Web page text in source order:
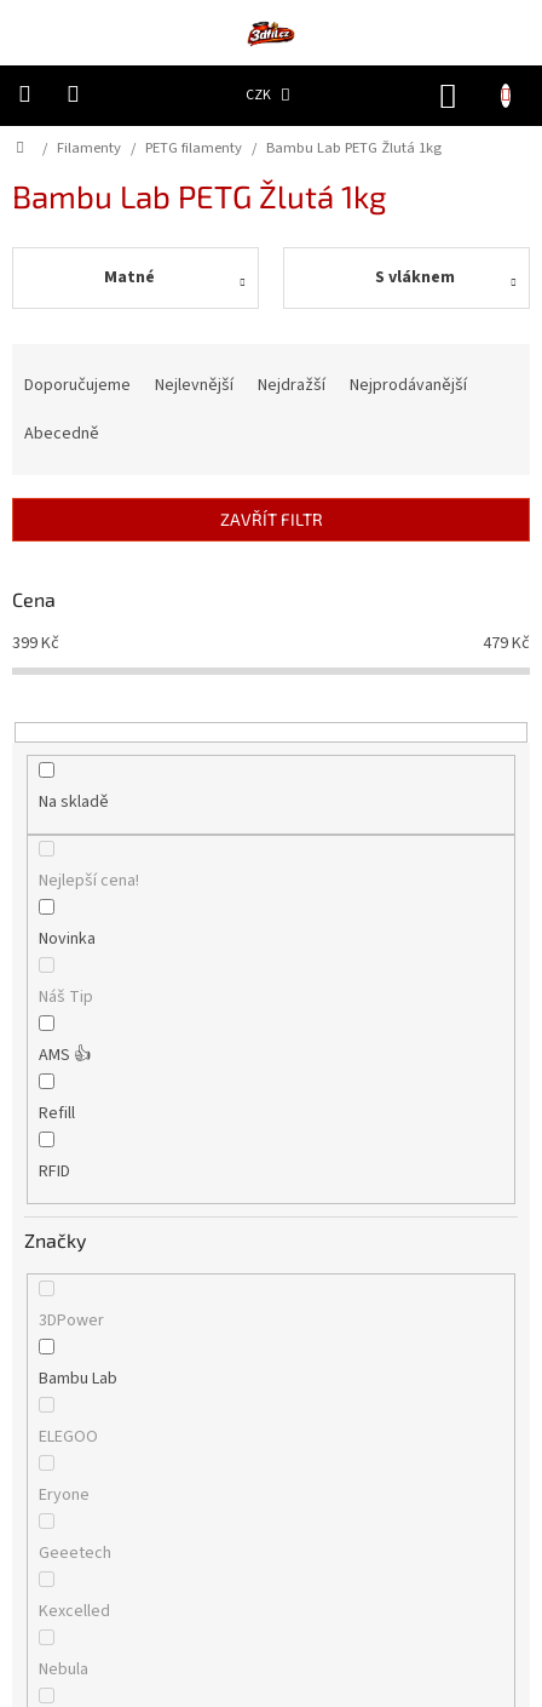
CZK
náhradní
díly
Novinky
Zakázková
Články
Slovníček
pojmů
Program
školy
Značky
Měna
(CZK)
Přihlášení
Domů
/ Filamenty / PETG filamenty / Bambu Lab PETG Žlutá 1kg
Bambu Lab PETG Žlutá 1kg
Matné S vláknem
r
d
k
t
Doporučujeme Nejlevnější Nejdražší
Nejprodávanější
Abecedně
ZAVŘÍT FILTR
Cena
399Kč 479Kč
Na skladě
Nejlepší cena!
Novinka
Náš Tip
AMS 👍
Refill
RFID
Značky
3DPower
Bambu Lab
ELEGOO
Eryone
Geeetech
Kexcelled
Nebula